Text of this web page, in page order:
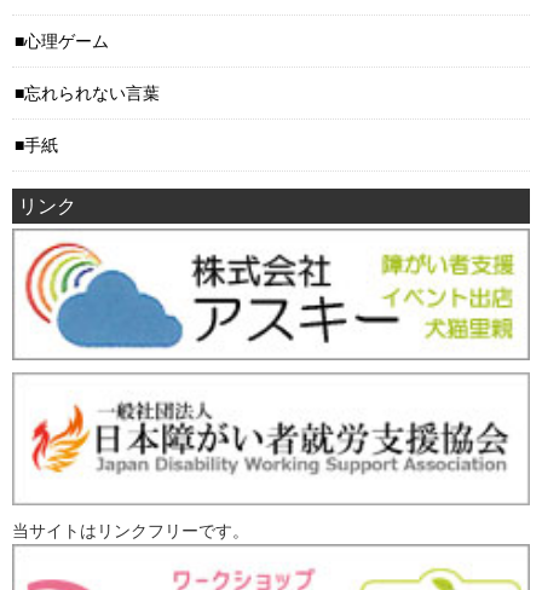
心理ゲーム
忘れられない言葉
手紙
リンク
当サイトはリンクフリーです。